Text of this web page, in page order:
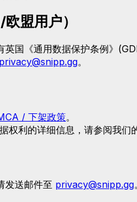
盟用户）
英国《通用数据保护条例》
privacy@snipp.gg。
/ 下架政策。
权利的详细信息，请参阅我们
发送邮件至 privacy@snipp.gg